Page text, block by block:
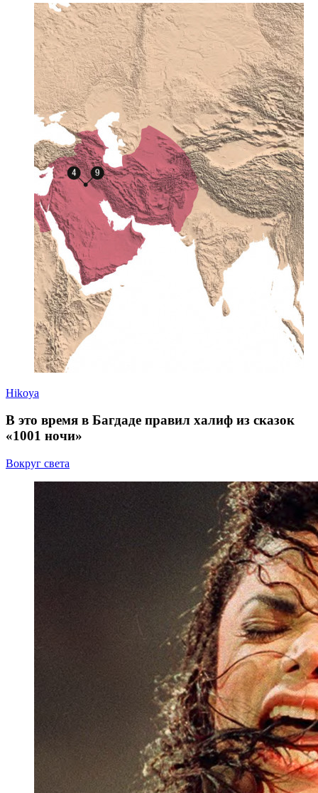
Hikoya
В это время в Багдаде правил халиф из сказок
«1001 ночи»
Вокруг света